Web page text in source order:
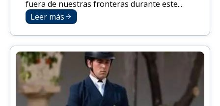
fuera de nuestras fronteras durante este...
Leer más